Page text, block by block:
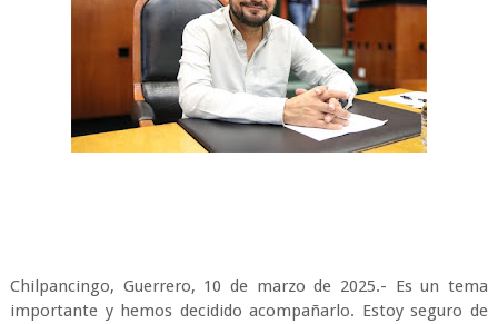
Chilpancingo, Guerrero, 10 de marzo de 2025.- Es un tema
importante y hemos decidido acompañarlo. Estoy seguro de